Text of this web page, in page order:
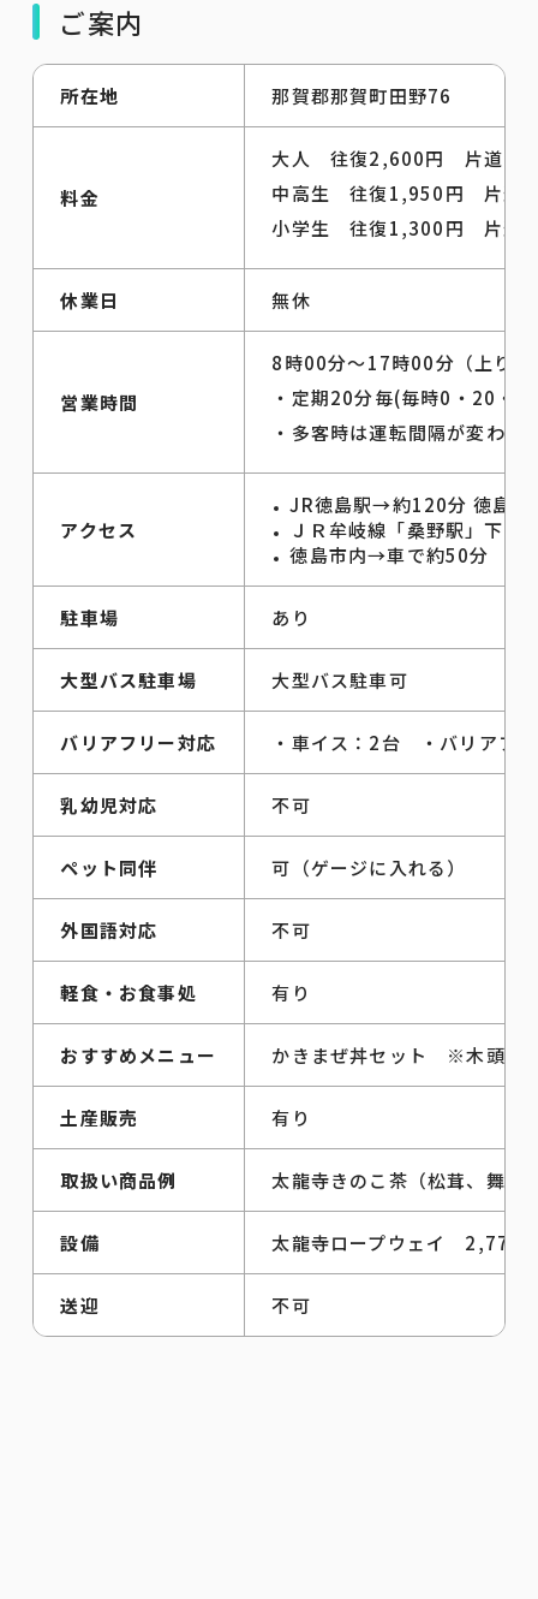
ご案内
所在地 那賀郡那賀町田野76
料金
大人 往復2,600円 片道
中高生 往復1,950円 片道
小学生 往復1,300円 片道
休業日 無休
営業時間
8時00分～17時00分（上り
・定期20分毎(毎時0・20・
・多客時は運転間隔が変わり
アクセス
JR徳島駅→約120分 徳島バ
ＪＲ牟岐線「桑野駅」下
徳島市内→車で約50分
駐車場 あり
大型バス駐車場 大型バス駐車可
バリアフリー対応 ・車イス：2台 ・バリアフ
乳幼児対応 不可
ペット同伴 可（ゲージに入れる）
外国語対応 不可
軽食・お食事処 有り
おすすめメニュー かきまぜ丼セット ※木頭柚
土産販売 有り
取扱い商品例 太龍寺きのこ茶（松茸、舞
設備 太龍寺ロープウェイ
送迎 不可